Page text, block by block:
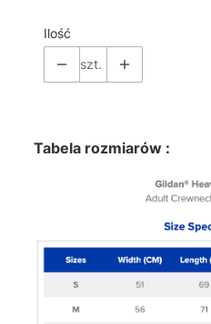
Ilość
szt.
Tabela rozmiarów :